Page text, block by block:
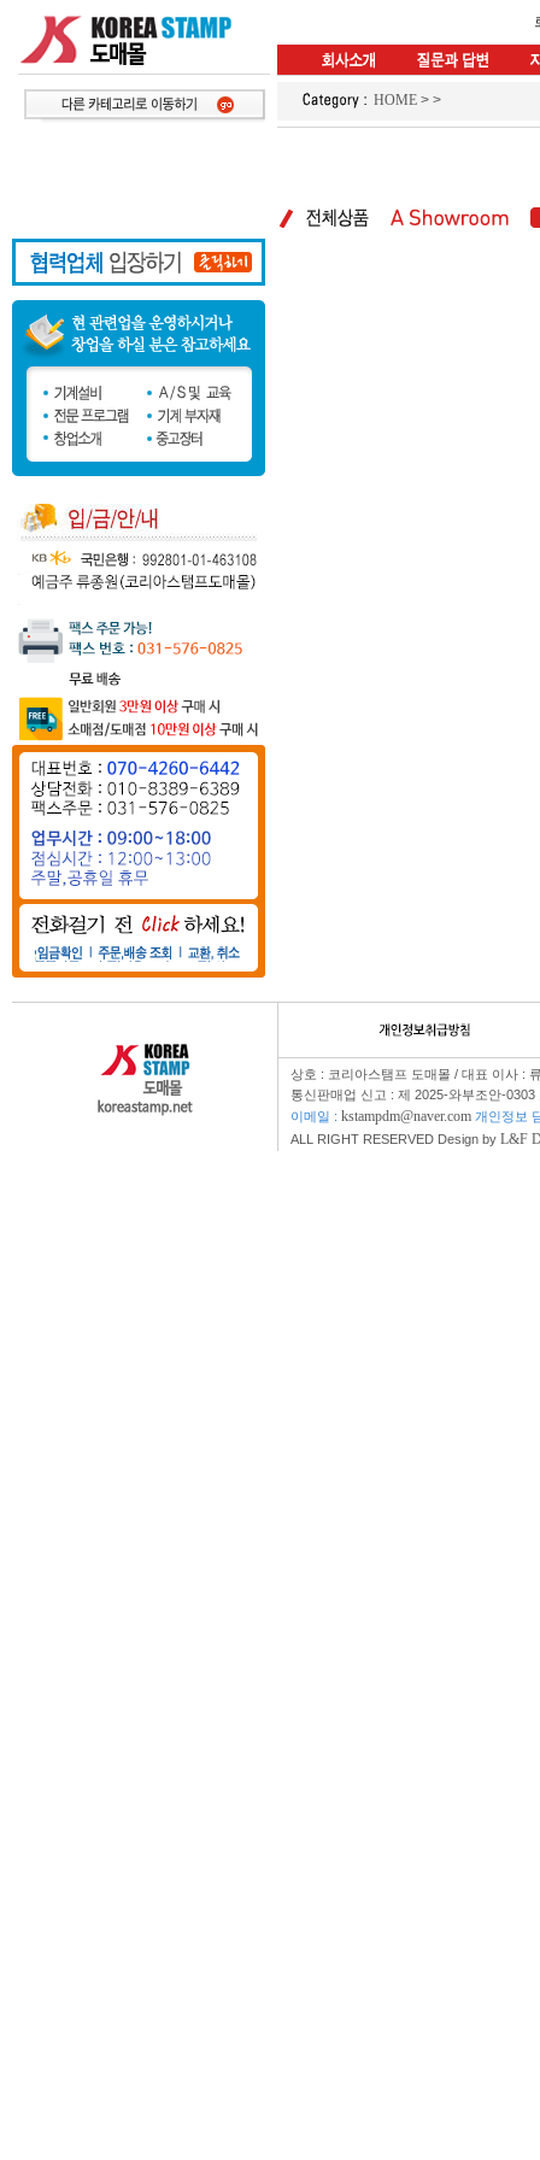
HOME > >
상호 : 코리아스탬프 도매몰 / 대표 이사 :
통신판매업 신고 : 제 2025-와부조안-
이메일 : kstampdm@naver.com 개인정보
ALL RIGHT RESERVED Design by L&F